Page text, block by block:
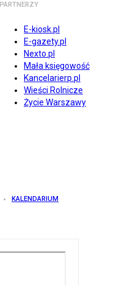
PARTNERZY
E-kiosk.pl
E-gazety.pl
Nexto.pl
Mała księgowość
Kancelarierp.pl
Wieści Rolnicze
Życie Warszawy
KALENDARIUM